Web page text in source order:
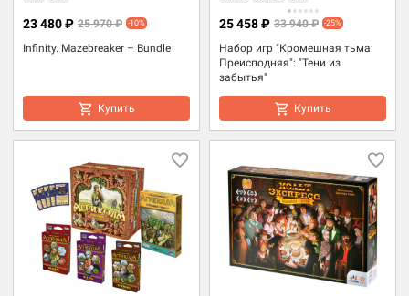
Infinity. Mazebreaker – Bundle
23 480 ₽ 25 970 ₽ -10%
Купить
Набор игр "Кромешная тьма:
Преисподняя": "Тени из
забытья"
25 458 ₽ 33 940 ₽ -25%
Купить